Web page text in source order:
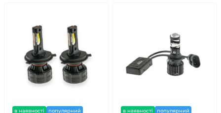
в наявності популярний в наявності популярний